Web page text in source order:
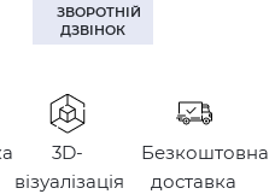
ЗВОРОТНІЙ
ДЗВІНОК
3D-
візуалізація
Безкоштовна
доставка